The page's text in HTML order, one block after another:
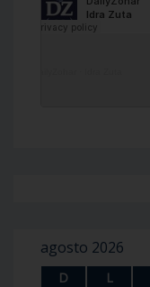
agosto 2026
D L